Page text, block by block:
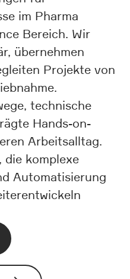
im Pharma
Bereich. Wir
übernehmen
Projekte von
technische
Hands-on-
Arbeitsalltag.
die komplexe
Automatisierung